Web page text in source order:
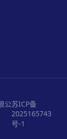
公苏ICP备
2025165743
号-1